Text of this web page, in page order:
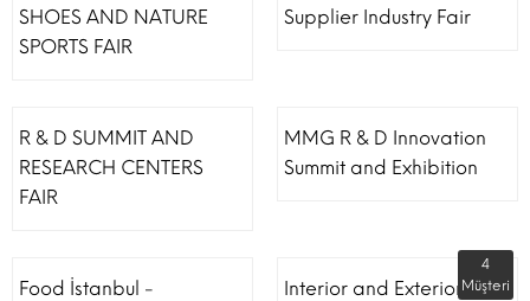
SHOES AND NATURE
SPORTS FAIR
Supplier Industry Fair
R & D SUMMIT AND
RESEARCH CENTERS
FAIR
MMG R & D Innovation
Summit and Exhibition
Food İstanbul -
Interior and Exterior
4
Müşteri